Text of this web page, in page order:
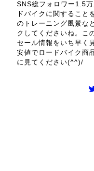
SNS総フォロワー1.5
ドバイクに関すること
のトレーニング風景な
クしてくださいね。こ
セール情報をいち早く
安値でロードバイク商
に見てください(^^)/